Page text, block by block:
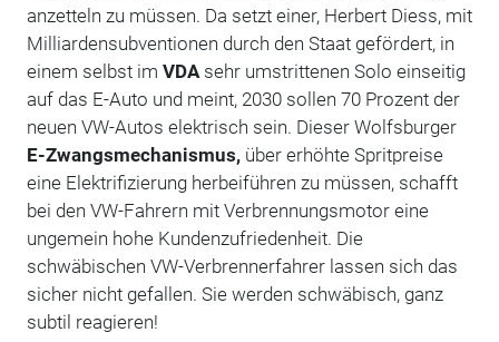
anzetteln zu müssen. Da setzt einer, Herbert Diess, mit
Milliardensubventionen durch den Staat gefördert, in
einem selbst im VDAsehr umstrittenen Solo einseitig
auf das E-Auto und meint, 2030 sollen 70 Prozent der
neuen VW-Autos elektrisch sein. Dieser Wolfsburger
E-Zwangsmechanismus,über erhöhte Spritpreise
eine Elektrifizierung herbeiführen zu müssen, schafft
bei den VW-Fahrern mit Verbrennungsmotor eine
ungemein hohe Kundenzufriedenheit. Die
schwäbischen VW-Verbrennerfahrer lassen sich das
sicher nicht gefallen. Sie werden schwäbisch, ganz
subtil reagieren!